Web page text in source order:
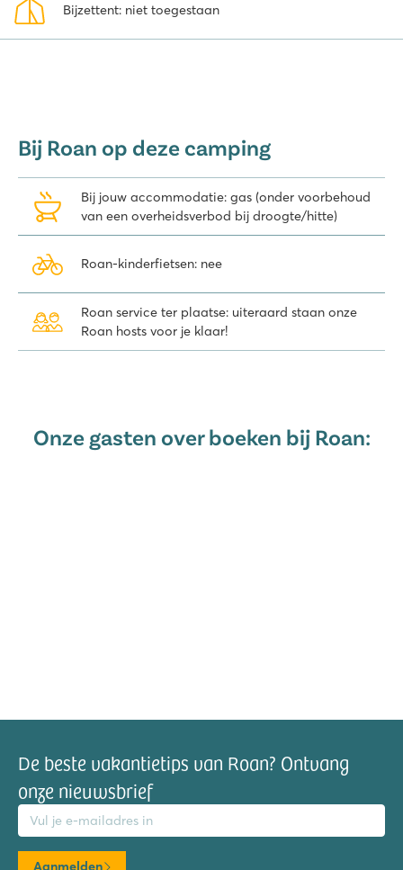
Bijzettent: niet toegestaan
Bij Roan op deze camping
Bij jouw accommodatie: gas (onder voorbehoud
van een overheidsverbod bij droogte/hitte)
Roan-kinderfietsen: nee
Roan service ter plaatse: uiteraard staan onze
Roan hosts voor je klaar!
Onze gasten over boeken bij Roan:
De beste vakantietips van Roan? Ontvang
onze nieuwsbrief